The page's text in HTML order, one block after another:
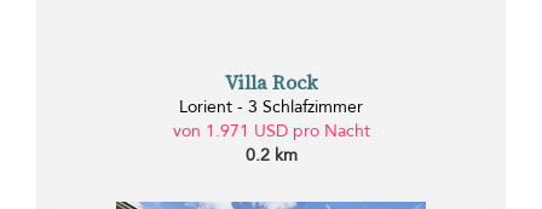
Villa Rock
Lorient - 3 Schlafzimmer
von 1.971 USD pro Nacht
0.2 km